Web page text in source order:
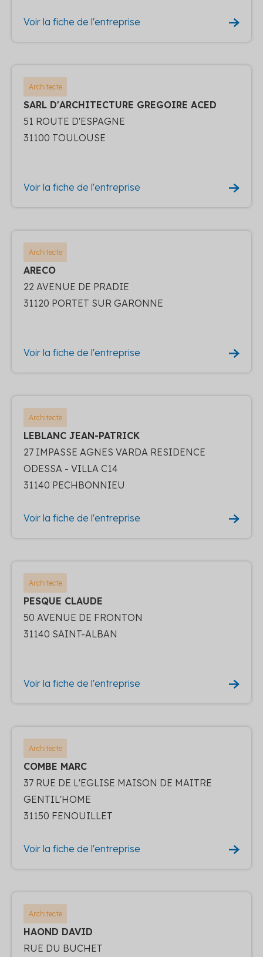
Voir la fiche de l'entreprise
Architecte
SARL D'ARCHITECTURE GREGOIRE ACED
51 ROUTE D'ESPAGNE
31100 TOULOUSE
Voir la fiche de l'entreprise
Architecte
ARECO
22 AVENUE DE PRADIE
31120 PORTET SUR GARONNE
Voir la fiche de l'entreprise
Architecte
LEBLANC JEAN-PATRICK
27 IMPASSE AGNES VARDA RESIDENCE
ODESSA - VILLA C14
31140 PECHBONNIEU
Voir la fiche de l'entreprise
Architecte
PESQUE CLAUDE
50 AVENUE DE FRONTON
31140 SAINT-ALBAN
Voir la fiche de l'entreprise
Architecte
COMBE MARC
37 RUE DE L'EGLISE MAISON DE MAITRE
GENTIL'HOME
31150 FENOUILLET
Voir la fiche de l'entreprise
Architecte
HAOND DAVID
RUE DU BUCHET